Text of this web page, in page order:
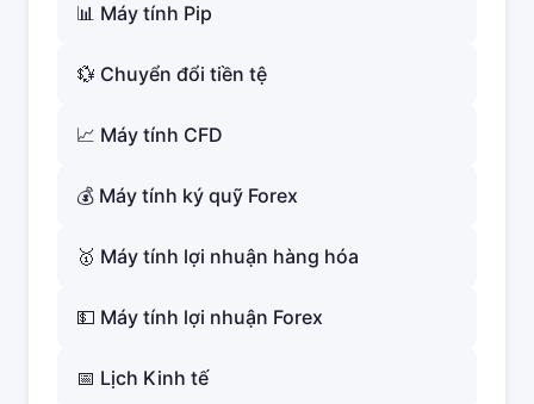
📊 Máy tính Pip
💱 Chuyển đổi tiền tệ
📈 Máy tính CFD
💰 Máy tính ký quỹ Forex
🥇 Máy tính lợi nhuận hàng hóa
💵 Máy tính lợi nhuận Forex
📅 Lịch Kinh tế